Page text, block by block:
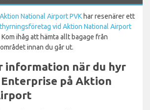
Aktion National Airport PVKhar resenärer ett
vid Aktion National Airport
ihåg att hämta allt bagage från
innan du går ut.
information när du hyr
på Aktion